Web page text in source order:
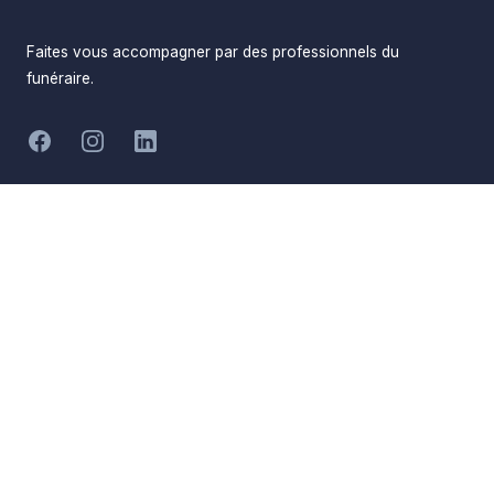
Informations
Faites vous accompagner par des professionnels du
funéraire.
FacebookInstagramLinkedIn